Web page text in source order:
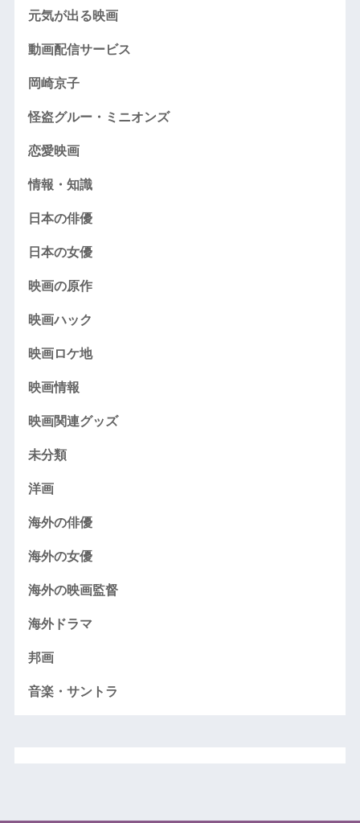
元気が出る映画
動画配信サービス
岡崎京子
怪盗グルー・ミニオンズ
恋愛映画
情報・知識
日本の俳優
日本の女優
映画の原作
映画ハック
映画ロケ地
映画情報
映画関連グッズ
未分類
洋画
海外の俳優
海外の女優
海外の映画監督
海外ドラマ
邦画
音楽・サントラ